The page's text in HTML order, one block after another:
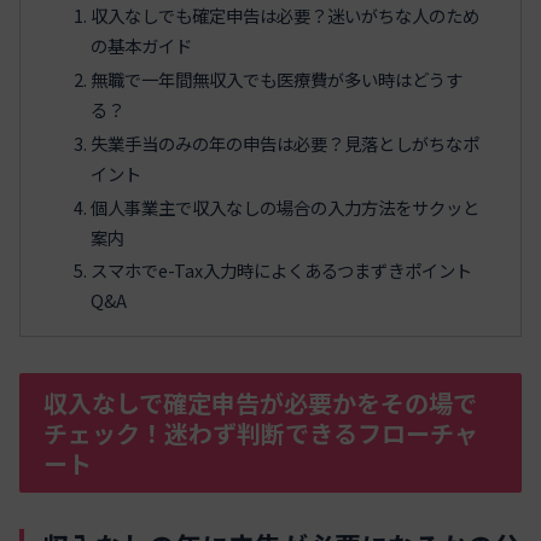
収入なしでも確定申告は必要？迷いがちな人のため
の基本ガイド
無職で一年間無収入でも医療費が多い時はどうす
る？
失業手当のみの年の申告は必要？見落としがちなポ
イント
個人事業主で収入なしの場合の入力方法をサクッと
案内
スマホでe-Tax入力時によくあるつまずきポイント
Q&A
収入なしで確定申告が必要かをその場で
チェック！迷わず判断できるフローチャ
ート